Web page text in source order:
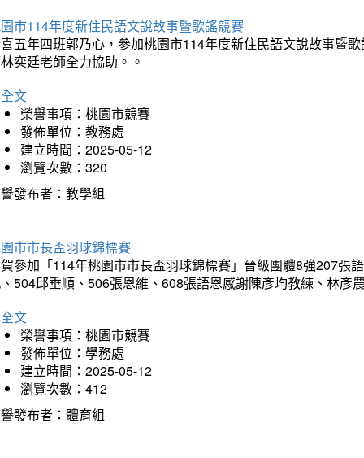
市114年度新住民語文說故事暨歌謠競賽
五年四班郭乃心，參加桃園市114年度新住民語文說故事暨
奕廷老師全力協助。。
文
榮譽事項：桃園市競賽
發佈單位：教務處
建立時間：2025-05-12
瀏覽次數：320
發布者：教學組
市市長盃羽球錦標賽
參加「114年桃園市市長盃羽球錦標賽」晉級團體8強207張
504邱垂順、506張恩維、608張語恩感謝陳彥均教練、林彥
文
榮譽事項：桃園市競賽
發佈單位：學務處
建立時間：2025-05-12
瀏覽次數：412
發布者：體育組